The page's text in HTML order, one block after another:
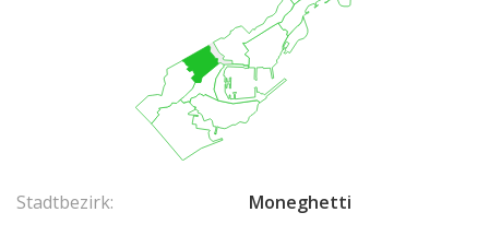
Stadtbezirk:
Moneghetti